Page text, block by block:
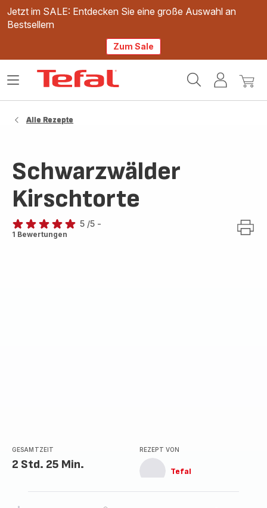
Jetzt im SALE: Entdecken Sie eine große Auswahl an
Bestsellern
Zum Sale
Mein
Mein
Das
Alle Rezepte
Schwarzwälder
Kirschtorte
Bewertung
5 /5 -
1 Bewertungen
GESAMTZEIT
2 Std. 25 Min.
REZEPT VON
Tefal